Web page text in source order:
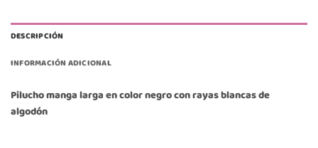
DESCRIPCIÓN
INFORMACIÓN ADICIONAL
Pilucho manga larga en color negro con rayas blancas de
algodón